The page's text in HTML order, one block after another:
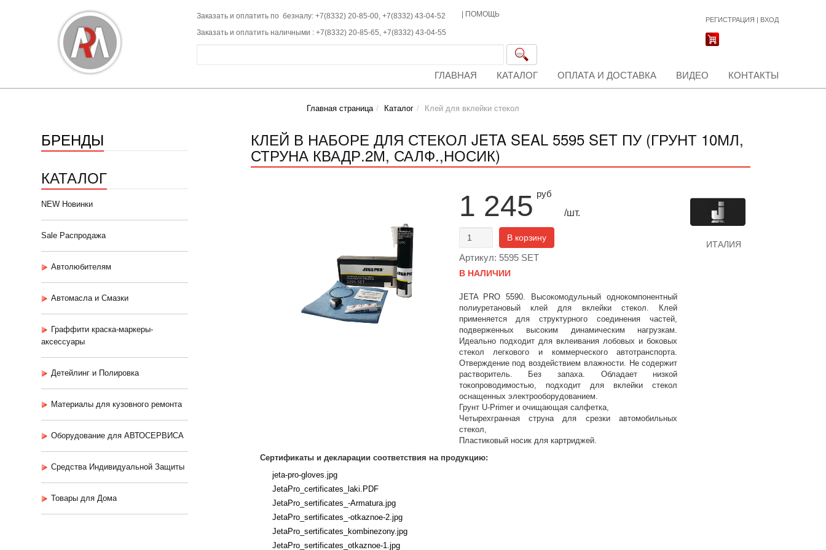
Заказать и оплатить по безналу: +7(8332) 20-85-00, +7(8332) 43-04-52
Заказать и оплатить наличными : +7(8332) 20-85-65, +7(8332) 43-04-55
ПОМОЩЬ
РЕГИСТРАЦИЯ | ВХОД
ГЛАВНАЯ КАТАЛОГ ОПЛАТА И ДОСТАВКА ВИДЕО КОНТАКТЫ
Главная страница Каталог Клей для вклейки стекол
БРЕНДЫ
КАТАЛОГ
NEW Новинки
Sale Распродажа
Автолюбителям
Автомасла и Смазки
Граффити краска-маркеры-
аксессуары
Детейлинг и Полировка
Материалы для кузовного ремонта
Оборудование для АВТОСЕРВИСА
Средства Индивидуальной Защиты
Товары для Дома
КЛЕЙ В НАБОРЕ ДЛЯ СТЕКОЛ JETA SEAL 5595 SET ПУ (ГРУНТ 10МЛ,
СТРУНА КВАДР.2М, САЛФ.,НОСИК)
1 245 руб
/шт.
В корзину
Артикул: 5595 SET
В НАЛИЧИИ
JETA PRO 5590. Высокомодульный однокомпонентный
полиуретановый клей для вклейки стекол. Клей
применяется для структурного соединения частей,
подверженных высоким динамическим нагрузкам.
Идеально подходит для вклеивания лобовых и боковых
стекол легкового и коммерческого автотранспорта.
Отверждение под воздействием влажности. Не содержит
растворитель. Без запаха. Обладает низкой
токопроводимостью, подходит для вклейки стекол
оснащенных электрооборудованием.
Грунт U-Primer и очищающая салфетка,
Четырехгранная струна для срезки автомобильных
стекол,
Пластиковый носик для картриджей.
ИТАЛИЯ
Сертификаты и декларации соответствия на продукцию:
jeta-pro-gloves.jpg
JetaPro_certificates_laki.PDF
JetaPro_sertificates_-Armatura.jpg
JetaPro_sertificates_-otkaznoe-2.jpg
JetaPro_sertificates_kombinezony.jpg
JetaPro_sertificates_otkaznoe-1.jpg